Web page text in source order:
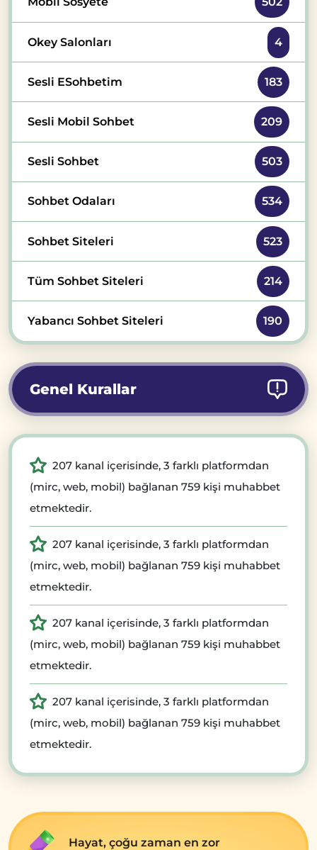
Okey Salonları 4
Sesli ESohbetim 183
Sesli Mobil Sohbet 209
Sesli Sohbet 503
Sohbet Odaları 534
Sohbet Siteleri 523
Tüm Sohbet Siteleri 214
Yabancı Sohbet Siteleri 190
Genel Kurallar
207 kanal içerisinde, 3 farklı platformdan
(mirc, web, mobil) bağlanan 759 kişi muhabbet
etmektedir.
207 kanal içerisinde, 3 farklı platformdan
(mirc, web, mobil) bağlanan 759 kişi muhabbet
etmektedir.
207 kanal içerisinde, 3 farklı platformdan
(mirc, web, mobil) bağlanan 759 kişi muhabbet
etmektedir.
207 kanal içerisinde, 3 farklı platformdan
(mirc, web, mobil) bağlanan 759 kişi muhabbet
etmektedir.
Hayat, çoğu zaman en zor